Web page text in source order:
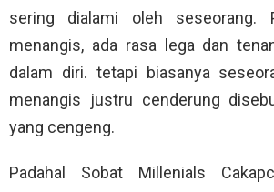
sering dialami oleh seseorang.
menangis, ada rasa lega dan
dalam diri. tetapi biasanya
menangis justru cenderung
yang cengeng.
Padahal Sobat Millenials